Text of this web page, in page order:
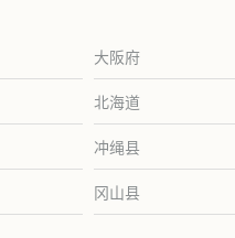
大阪府
北海道
冲绳县
冈山县